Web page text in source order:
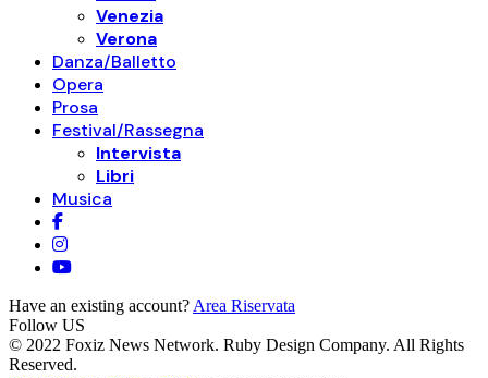
Venezia
Verona
Danza/Balletto
Opera
Prosa
Festival/Rassegna
Intervista
Libri
Musica
Have an existing account? Area Riservata
Follow US
© 2022 Foxiz News Network. Ruby Design Company. All Rights
Reserved.